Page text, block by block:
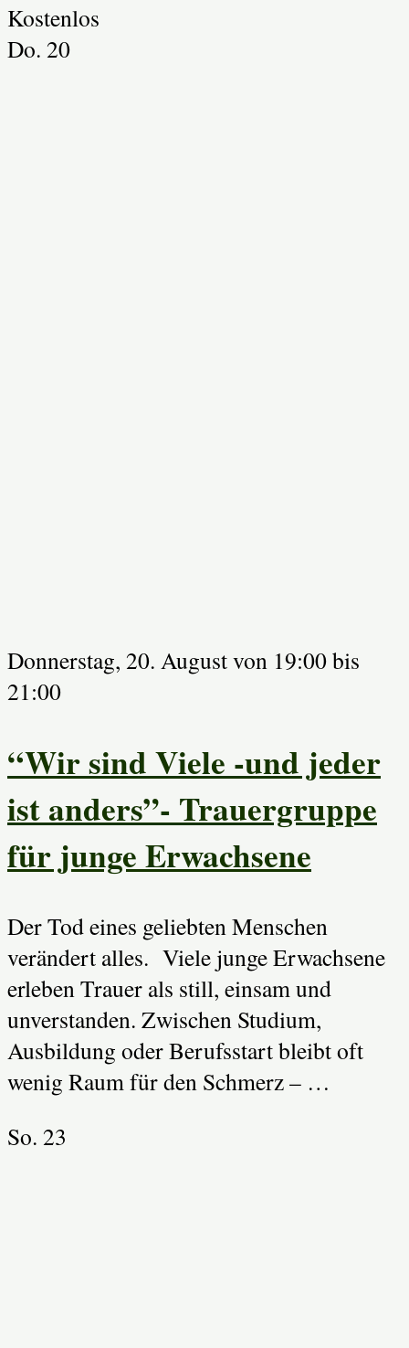
Kostenlos
Do. 20
Donnerstag, 20. August von 19:00bis
21:00
“Wir sind Viele -und jeder
ist anders”- Trauergruppe
für junge Erwachsene
Der Tod eines geliebten Menschen
verändert alles. Viele junge Erwachsene
erleben Trauer als still, einsam und
unverstanden. Zwischen Studium,
Ausbildung oder Berufsstart bleibt oft
wenig Raum für den Schmerz – …
So. 23